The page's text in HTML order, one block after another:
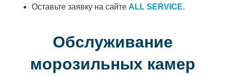
Оставьте заявку на сайте ALL SERVICE.
Обслуживание
морозильных камер